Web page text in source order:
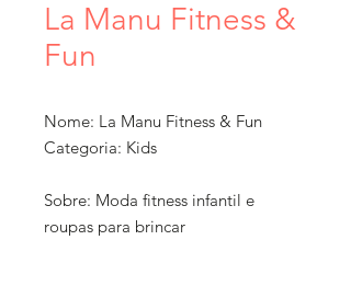
La Manu Fitness &
Fun
Nome: La Manu Fitness & Fun
Categoria: Kids
Sobre: Moda fitness infantil e
roupas para brincar